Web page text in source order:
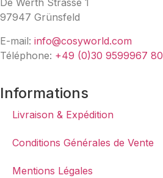
De Werth Strasse 1
97947 Grünsfeld
E-mail: info@cosyworld.com
Téléphone: +49 (0)30 9599967 80
Informations
Livraison & Expédition
Conditions Générales de Vente
Mentions Légales